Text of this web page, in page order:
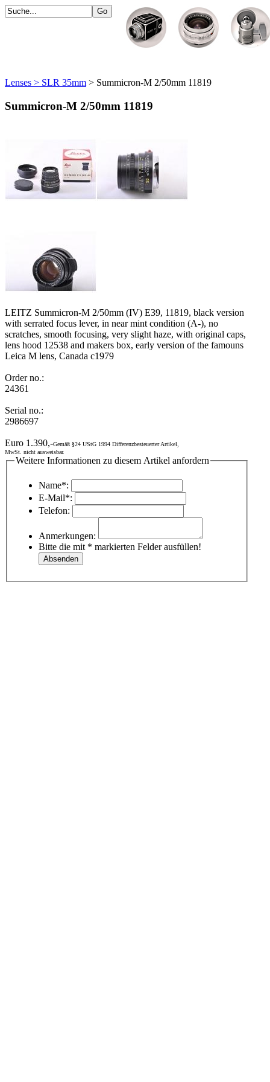
Lenses > SLR 35mm > Summicron-M 2/50mm 11819
Summicron-M 2/50mm 11819
LEITZ Summicron-M 2/50mm (IV) E39, 11819, black version
with serrated focus lever, in near mint condition (A-), no
scratches, smooth focusing, very slight haze, with original caps,
lens hood 12538 and makers box, early version of the famouns
Leica M lens, Canada c1979
Order no.:
24361
Serial no.:
2986697
Euro 1.390,-Gemäß §24 UStG 1994 Differenzbesteuerter Artikel,
MwSt. nicht ausweisbar.
Weitere Informationen zu diesem Artikel anfordern
Name*:
E-Mail*:
Telefon:
Anmerkungen:
Bitte die mit * markierten Felder ausfüllen!